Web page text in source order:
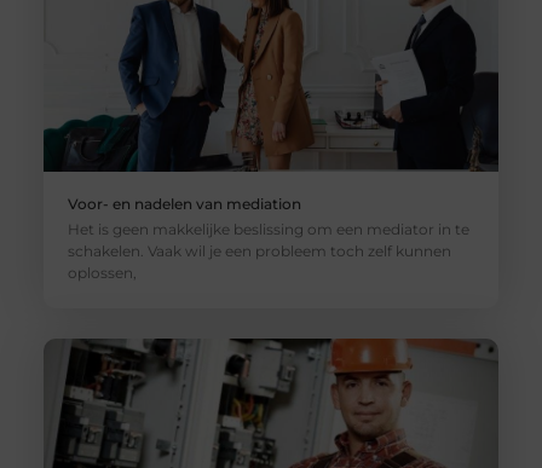
Voor- en nadelen van mediation
Het is geen makkelijke beslissing om een mediator in te
schakelen. Vaak wil je een probleem toch zelf kunnen
oplossen,